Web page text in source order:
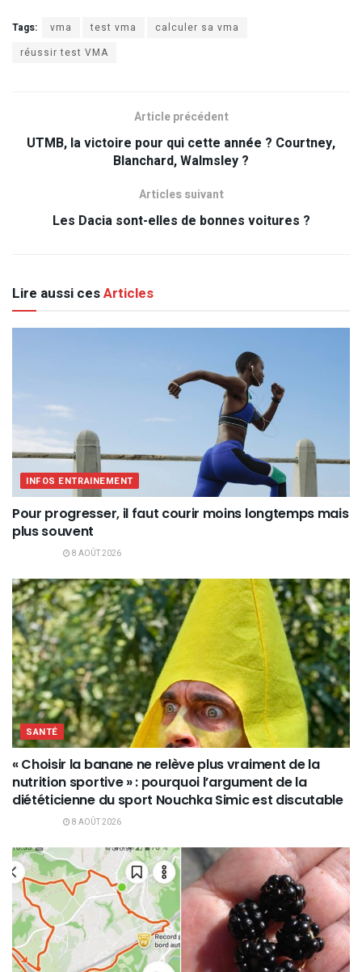
Tags: vma test vma
calculer sa vma
réussir test VMA
Article précédent
UTMB, la victoire pour qui cette année ? Courtney,
Blanchard, Walmsley ?
Articles suivant
Les Dacia sont-elles de bonnes voitures ?
Lire aussi cesArticles
INFOS ENTRAINEMENT
Pour progresser, il faut courir moins longtemps mais
plus souvent
8 AOÛT 2026
SANTÉ
« Choisir la banane ne relève plus vraiment de la
nutrition sportive » : pourquoi l’argument de la
diététicienne du sport Nouchka Simic est discutable
8 AOÛT 2026